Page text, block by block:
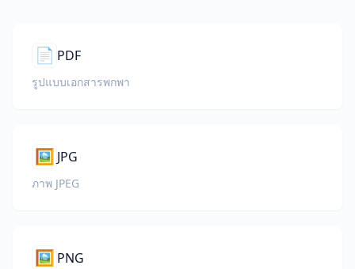
📄 PDF
รูปแบบเอกสารพกพา
🖼️ JPG
ภาพ JPEG
🖼️ PNG